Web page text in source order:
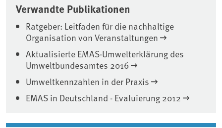
Verwandte Publikationen
Ratgeber: Leitfaden für die nachhaltige
Organisation von Veranstaltungen
Aktualisierte EMAS-Umwelterklärung des
Umweltbundesamtes 2016
Umweltkennzahlen in der Praxis
EMAS in Deutschland - Evaluierung 2012